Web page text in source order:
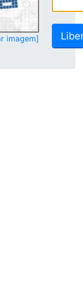
imagem]